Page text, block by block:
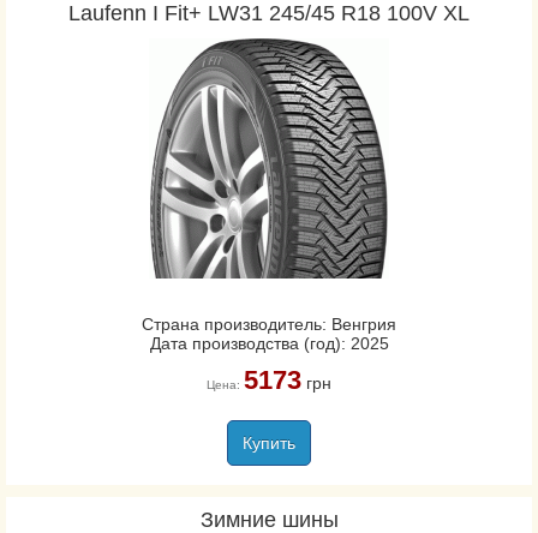
Laufenn I Fit+ LW31 245/45 R18 100V XL
Страна производитель: Венгрия
Дата производства (год): 2025
Цена: 5173грн
Купить
Зимние шины